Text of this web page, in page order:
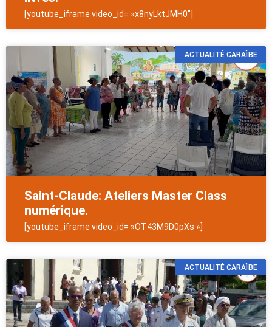
[youtube_iframe video_id= »x8nyLktJMH0″]
ACTUALITÉ CARAÏBE
Saint-Claude: Ateliers Master Class
numérique.
[youtube_iframe video_id= »OT43M9D0pXs »]
ACTUALITÉ CARAÏBE